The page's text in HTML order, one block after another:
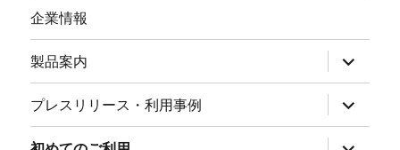
企業情報
製品案内
ブ
メ
ニ
ュ
ー
を
プレスリリース・利用事例
ブ
メ
ニ